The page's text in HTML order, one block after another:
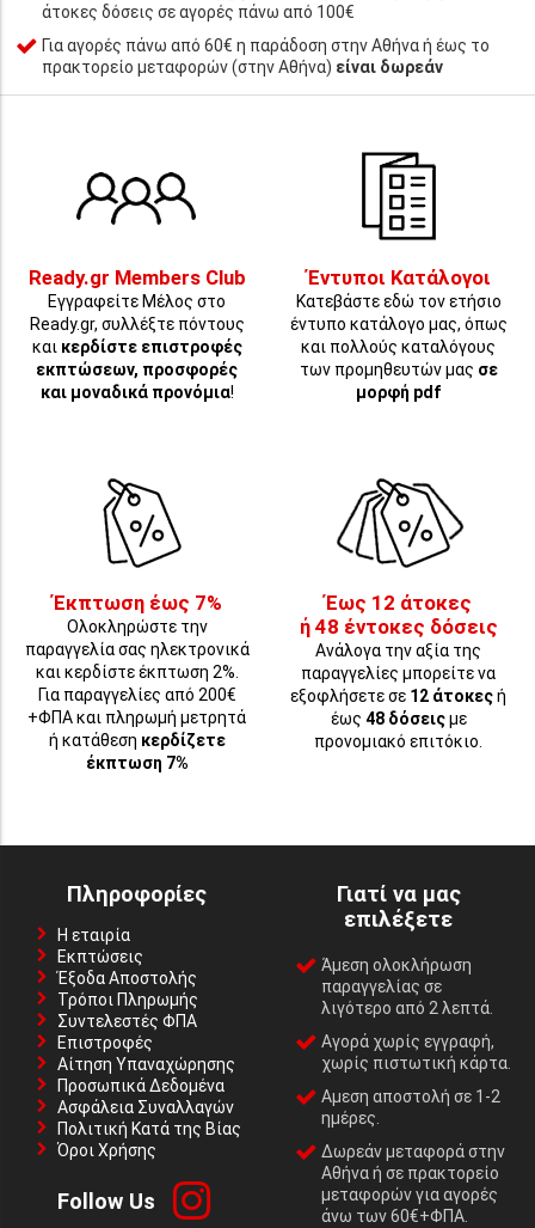
άτοκες δόσεις σε αγορές πάνω από 100€
Για αγορές πάνω από 60€ η παράδοση στην Αθήνα ή έως το
πρακτορείο μεταφορών (στην Αθήνα) είναι δωρεάν
Ready.gr Members Club
Εγγραφείτε Μέλος στο
Ready.gr, συλλέξτε πόντους
και κερδίστε επιστροφές
εκπτώσεων, προσφορές
και μοναδικά προνόμια!
Έντυποι Κατάλογοι
Κατεβάστε εδώ τον ετήσιο
έντυπο κατάλογο μας, όπως
και πολλούς καταλόγους
των προμηθευτών μας σε
μορφή pdf
Έκπτωση έως 7%
Ολοκληρώστε την
παραγγελία σας ηλεκτρονικά
και κερδίστε έκπτωση 2%.
Για παραγγελίες από 200€
+ΦΠΑ και πληρωμή μετρητά
ή κατάθεση κερδίζετε
έκπτωση 7%
Έως 12 άτοκες
ή 48 έντοκες δόσεις
Ανάλογα την αξία της
παραγγελίες μπορείτε να
εξοφλήσετε σε 12 άτοκεςή
έως 48 δόσειςμε
προνομιακό επιτόκιο.
Πληροφορίες
Η εταιρία
Εκπτώσεις
Έξοδα Αποστολής
Τρόποι Πληρωμής
Συντελεστές ΦΠΑ
Επιστροφές
Αίτηση Υπαναχώρησης
Προσωπικά Δεδομένα
Ασφάλεια Συναλλαγών
Πολιτική Κατά της Βίας
Όροι Χρήσης
Follow Us
Γιατί να μας
επιλέξετε
Άμεση ολοκλήρωση
παραγγελίας σε
λιγότερο από 2 λεπτά.
Αγορά χωρίς εγγραφή,
χωρίς πιστωτική κάρτα.
Αμεση αποστολή σε 1-2
ημέρες.
Δωρεάν μεταφορά στην
Αθήνα ή σε πρακτορείο
μεταφορών για αγορές
άνω των 60€+ΦΠΑ.